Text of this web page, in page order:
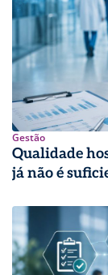
Gestão
Qualidade
já não é